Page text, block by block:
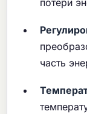
потери
часть